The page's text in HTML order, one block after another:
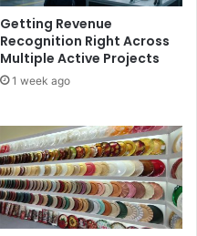
Getting Revenue
Recognition Right Across
Multiple Active Projects
1 week ago